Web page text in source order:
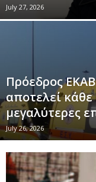
July 27, 2026
Πρόεδρος
αποτελεί κάθε
μεγαλύτερες
July 26, 2026